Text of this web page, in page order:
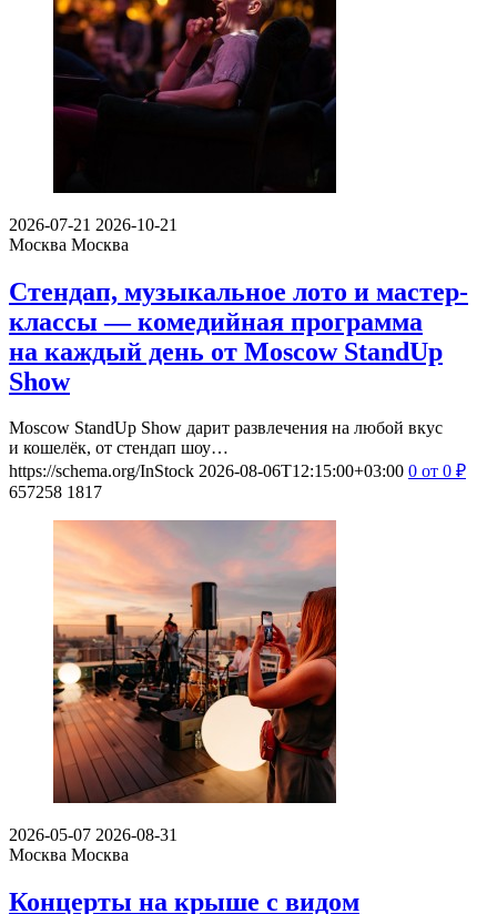
2026-07-21 2026-10-21
Москва Москва
Стендап, музыкальное лото и мастер-
классы — комедийная программа
на каждый день от Moscow StandUp
Show
Moscow StandUp Show дарит развлечения на любой вкус
и кошелёк, от стендап шоу…
https://schema.org/InStock 2026-08-06T12:15:00+03:00 0 от 0 ₽
657258 1817
2026-05-07 2026-08-31
Москва Москва
Концерты на крыше с видом